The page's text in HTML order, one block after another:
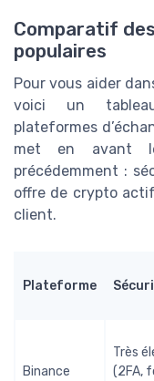
Comparatif
populaires
Pour vous aider
voici un
plateformes
met en avant
précédemment :
offre de crypto
client.
Plateforme
Binance
Très
(2FA,